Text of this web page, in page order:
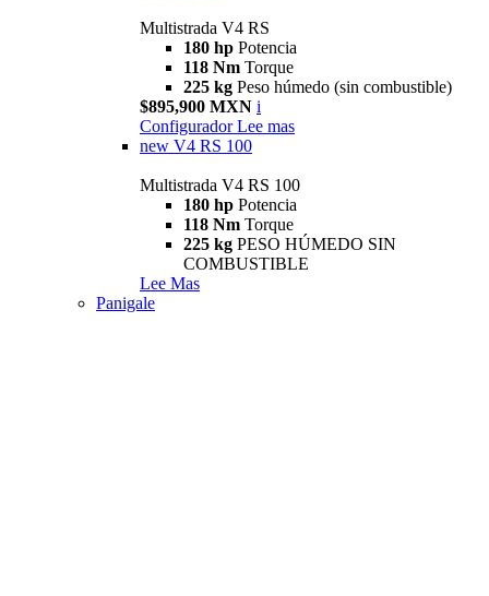
Multistrada V4 RS
180 hp Potencia
118 Nm Torque
225 kg Peso húmedo (sin combustible)
$895,900 MXN i
Configurador Lee mas
new V4 RS 100
Multistrada V4 RS 100
180 hp Potencia
118 Nm Torque
225 kg PESO HÚMEDO SIN
COMBUSTIBLE
Lee Mas
Panigale